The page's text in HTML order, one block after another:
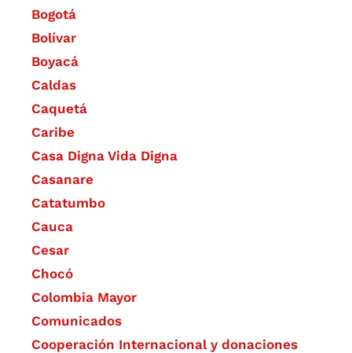
Bogotá
Bolívar
Boyacá
Caldas
Caquetá
Caribe
Casa Digna Vida Digna
Casanare
Catatumbo
Cauca
Cesar
Chocó
Colombia Mayor
Comunicados
Cooperación Internacional y donaciones